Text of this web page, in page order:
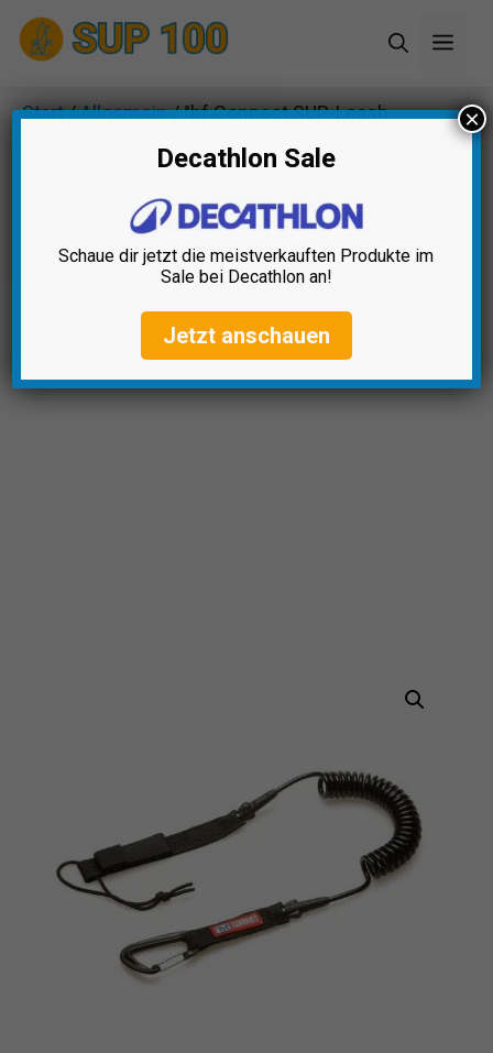
Zum
Inhalt
Start/Allgemein/ °hf Connect SUP-Leash
Decathlon Sale
Schaue dir jetzt die meistverkauften Produkte im
Sale bei Decathlon an!
Jetzt anschauen
×